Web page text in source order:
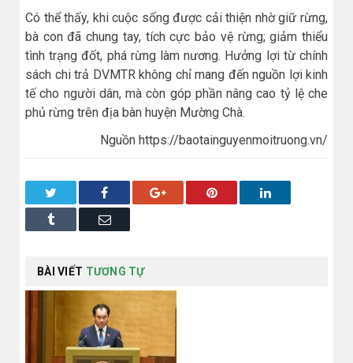
Có thể thấy, khi cuộc sống được cải thiện nhờ giữ rừng,
bà con đã chung tay, tích cực bảo vệ rừng; giảm thiểu
tình trạng đốt, phá rừng làm nương. Hưởng lợi từ chính
sách chi trả DVMTR không chỉ mang đến nguồn lợi kinh
tế cho người dân, mà còn góp phần nâng cao tỷ lệ che
phủ rừng trên địa bàn huyện Mường Chà.
Nguồn https://baotainguyenmoitruong.vn/
Facebook Google+ Pinterest LinkedIn
Tumblr Email
BÀI VIẾT TƯƠNG TỰ